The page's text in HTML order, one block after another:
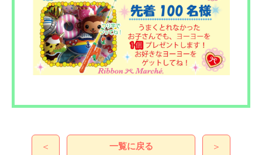
＜ 一覧に戻る ＞